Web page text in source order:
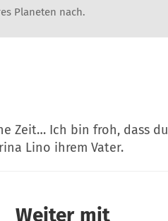
Planeten nach.
Zeit… Ich bin froh, dass
Lino ihrem Vater.